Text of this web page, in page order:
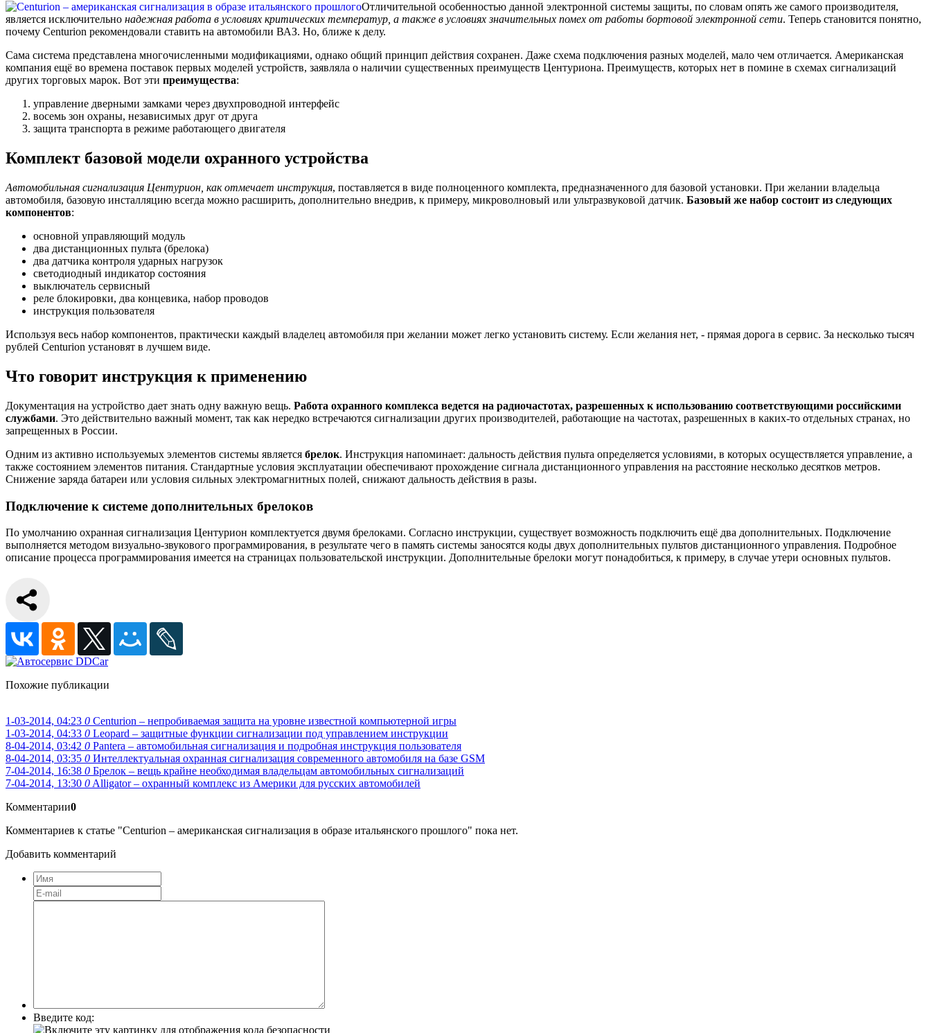
Отличительной особенностью данной электронной системы защиты, по словам опять же самого производителя,
является исключительно надежная работа в условиях критических температур, а также в условиях значительных помех от работы бортовой электронной сети. Теперь становится понятно,
почему Centurion рекомендовали ставить на автомобили ВАЗ. Но, ближе к делу.
Сама система представлена многочисленными модификациями, однако общий принцип действия сохранен. Даже схема подключения разных моделей, мало чем отличается. Американская
компания ещё во времена поставок первых моделей устройств, заявляла о наличии существенных преимуществ Центуриона. Преимуществ, которых нет в помине в схемах сигнализаций
других торговых марок. Вот эти преимущества:
управление дверными замками через двухпроводной интерфейс
восемь зон охраны, независимых друг от друга
защита транспорта в режиме работающего двигателя
Комплект базовой модели охранного устройства
Автомобильная сигнализация Центурион, как отмечает инструкция, поставляется в виде полноценного комплекта, предназначенного для базовой установки. При желании владельца
автомобиля, базовую инсталляцию всегда можно расширить, дополнительно внедрив, к примеру, микроволновый или ультразвуковой датчик. Базовый же набор состоит из следующих
компонентов:
основной управляющий модуль
два дистанционных пульта (брелока)
два датчика контроля ударных нагрузок
светодиодный индикатор состояния
выключатель сервисный
реле блокировки, два концевика, набор проводов
инструкция пользователя
Используя весь набор компонентов, практически каждый владелец автомобиля при желании может легко установить систему. Если желания нет, - прямая дорога в сервис. За несколько тысяч
рублей Centurion установят в лучшем виде.
Что говорит инструкция к применению
Документация на устройство дает знать одну важную вещь. Работа охранного комплекса ведется на радиочастотах, разрешенных к использованию соответствующими российскими
службами. Это действительно важный момент, так как нередко встречаются сигнализации других производителей, работающие на частотах, разрешенных в каких-то отдельных странах, но
запрещенных в России.
Одним из активно используемых элементов системы является брелок. Инструкция напоминает: дальность действия пульта определяется условиями, в которых осуществляется управление, а
также состоянием элементов питания. Стандартные условия эксплуатации обеспечивают прохождение сигнала дистанционного управления на расстояние несколько десятков метров.
Снижение заряда батареи или условия сильных электромагнитных полей, снижают дальность действия в разы.
Подключение к системе дополнительных брелоков
По умолчанию охранная сигнализация Центурион комплектуется двумя брелоками. Согласно инструкции, существует возможность подключить ещё два дополнительных. Подключение
выполняется методом визуально-звукового программирования, в результате чего в память системы заносятся коды двух дополнительных пультов дистанционного управления. Подробное
описание процесса программирования имеется на страницах пользовательской инструкции. Дополнительные брелоки могут понадобиться, к примеру, в случае утери основных пультов.
Похожие публикации
1-03-2014, 04:23 0 Centurion – непробиваемая защита на уровне известной компьютерной игры
1-03-2014, 04:33 0 Leopard – защитные функции сигнализации под управлением инструкции
8-04-2014, 03:42 0 Pantera – автомобильная сигнализация и подробная инструкция пользователя
8-04-2014, 03:35 0 Интеллектуальная охранная сигнализация современного автомобиля на базе GSM
7-04-2014, 16:38 0 Брелок – вещь крайне необходимая владельцам автомобильных сигнализаций
7-04-2014, 13:30 0 Alligator – охранный комплекс из Америки для русских автомобилей
Комментарии0
Комментариев к статье "Centurion – американская сигнализация в образе итальянского прошлого" пока нет.
Добавить комментарий
Введите код: